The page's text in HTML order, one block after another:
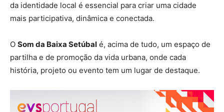
da identidade local é essencial para criar uma cidade
mais participativa, dinâmica e conectada.
O Som da Baixa Setúbal é, acima de tudo, um espaço de
partilha e de promoção da vida urbana, onde cada
história, projeto ou evento tem um lugar de destaque.